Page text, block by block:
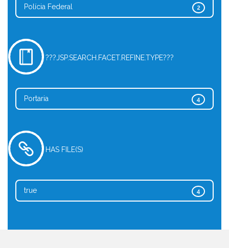
2
Polícia Federal
???JSP.SEARCH.FACET.REFINE.TYPE???
4
Portaria
HAS FILE(S)
4
true